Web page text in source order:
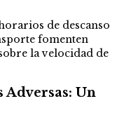
de descanso
fomenten
la velocidad de
Un